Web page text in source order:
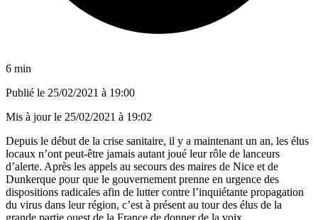
6 min
Publié le 25/02/2021 à 19:00
Mis à jour le 25/02/2021 à 19:02
Depuis le début de la crise sanitaire, il y a maintenant un an, les élus
locaux n’ont peut-être jamais autant joué leur rôle de lanceurs
d’alerte. Après les appels au secours des maires de Nice et de
Dunkerque pour que le gouvernement prenne en urgence des
dispositions radicales afin de lutter contre l’inquiétante propagation
du virus dans leur région, c’est à présent au tour des élus de la
grande partie ouest de la France de donner de la voix.